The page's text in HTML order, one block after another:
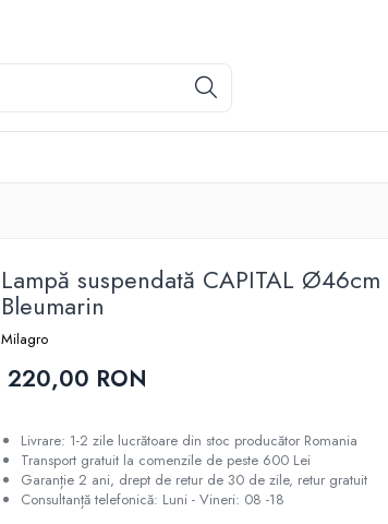
Lampă suspendată CAPITAL Ø46cm
Bleumarin
Milagro
220,00 RON
Livrare: 1-2 zile lucrătoare din stoc producător Romania
Transport gratuit la comenzile de peste 600 Lei
Garanție 2 ani, drept de retur de 30 de zile, retur gratuit
Consultanță telefonică: Luni - Vineri: 08 -18